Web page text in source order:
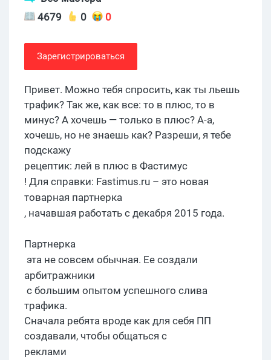
4679
0 0
Зарегистрироваться
Привет. Можно тебя спросить, как ты льешь
трафик? Так же, как все: то в плюс, то в
минус? А хочешь — только в плюс? А-а,
хочешь, но не знаешь как? Разреши, я тебе
подскажу
рецептик: лей в плюс в Фастимус
! Для справки: Fastimus.ru – это новая
товарная партнерка
, начавшая работать с декабря 2015 года.
Партнерка
эта не совсем обычная. Ее создали
арбитражники
с большим опытом успешного слива
трафика.
Сначала ребята вроде как для себя ПП
создавали, чтобы общаться с
реклами